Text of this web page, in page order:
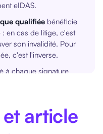
eIDAS.
qualifiée bénéficie
en cas de litige, c'est
son invalidité. Pour
c'est l'inverse.
à chaque signature
d'un document en
numérisée) ne relève
: la Cour de cassation
article